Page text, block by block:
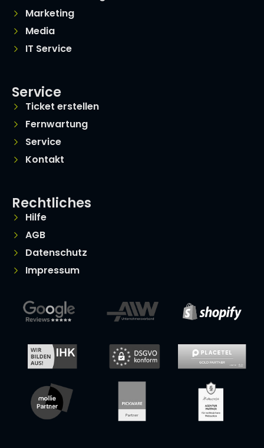
Marketing
Media
IT Service
Service
Ticket erstellen
Fernwartung
Service
Kontakt
Rechtliches
Hilfe
AGB
Datenschutz
Impressum